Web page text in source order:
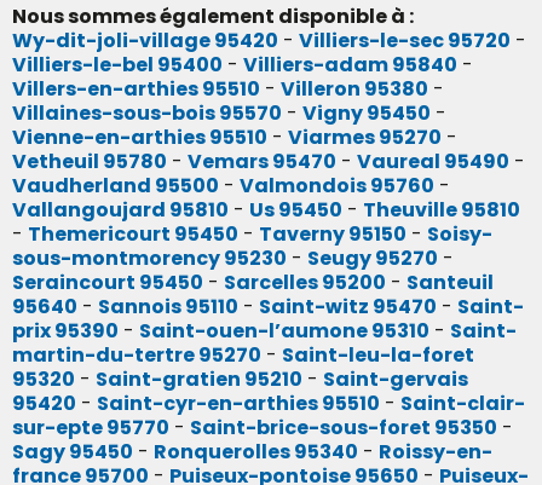
Nous sommes également disponible à :
Wy-dit-joli-village 95420 - Villiers-le-sec 95720 -
Villiers-le-bel 95400 - Villiers-adam 95840 -
Villers-en-arthies 95510 - Villeron 95380 -
Villaines-sous-bois 95570 - Vigny 95450 -
Vienne-en-arthies 95510 - Viarmes 95270 -
Vetheuil 95780 - Vemars 95470 - Vaureal 95490 -
Vaudherland 95500 - Valmondois 95760 -
Vallangoujard 95810 - Us 95450 - Theuville 95810
- Themericourt 95450 - Taverny 95150 - Soisy-
sous-montmorency 95230 - Seugy 95270 -
Seraincourt 95450 - Sarcelles 95200 - Santeuil
95640 - Sannois 95110 - Saint-witz 95470 - Saint-
prix 95390 - Saint-ouen-l’aumone 95310 - Saint-
martin-du-tertre 95270 - Saint-leu-la-foret
95320 - Saint-gratien 95210 - Saint-gervais
95420 - Saint-cyr-en-arthies 95510 - Saint-clair-
sur-epte 95770 - Saint-brice-sous-foret 95350 -
Sagy 95450 - Ronquerolles 95340 - Roissy-en-
france 95700 - Puiseux-pontoise 95650 - Puiseux-